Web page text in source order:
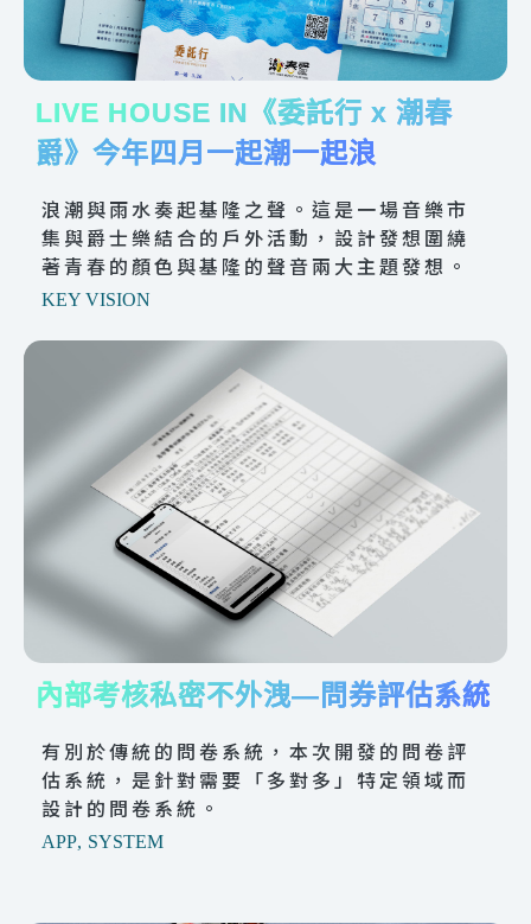
LIVE HOUSE IN《委託行 x 潮春
爵》今年四月一起潮一起浪
浪潮與雨水奏起基隆之聲。這是一場音樂市
集與爵士樂結合的戶外活動，設計發想圍繞
著青春的顏色與基隆的聲音兩大主題發想。
KEY VISION
內部考核私密不外洩—問券評估系統
有別於傳統的問卷系統，本次開發的問卷評
估系統，是針對需要「多對多」特定領域而
設計的問卷系統。
APP, SYSTEM